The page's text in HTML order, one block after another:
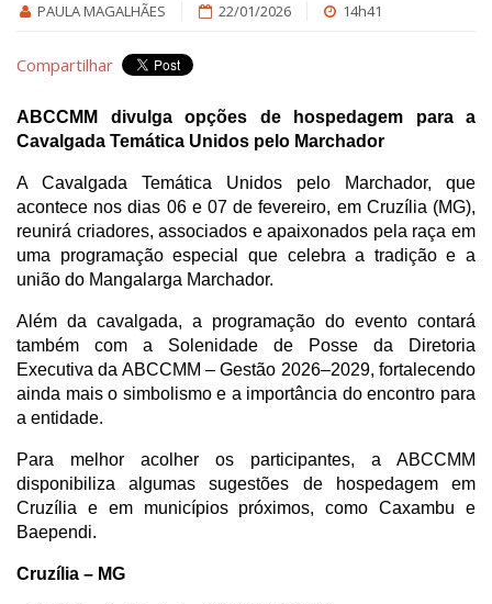
PAULA MAGALHÃES 22/01/2026 14h41
Compartilhar
ABCCMM divulga opções de hospedagem para a
Cavalgada Temática Unidos pelo Marchador
A Cavalgada Temática Unidos pelo Marchador, que
acontece nos dias 06 e 07 de fevereiro, em Cruzília (MG),
reunirá criadores, associados e apaixonados pela raça em
uma programação especial que celebra a tradição e a
união do Mangalarga Marchador.
Além da cavalgada, a programação do evento contará
também com a Solenidade de Posse da Diretoria
Executiva da ABCCMM – Gestão 2026–2029, fortalecendo
ainda mais o simbolismo e a importância do encontro para
a entidade.
Para melhor acolher os participantes, a ABCCMM
disponibiliza algumas sugestões de hospedagem em
Cruzília e em municípios próximos, como Caxambu e
Baependi.
Cruzília – MG